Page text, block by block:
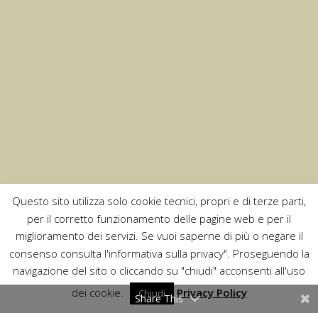
Questo sito utilizza solo cookie tecnici, propri e di terze parti,
per il corretto funzionamento delle pagine web e per il
miglioramento dei servizi. Se vuoi saperne di più o negare il
consenso consulta l'informativa sulla privacy". Proseguendo la
navigazione del sito o cliccando su "chiudi" acconsenti all'uso
dei cookie.
Chiudi Privacy Policy
Share This